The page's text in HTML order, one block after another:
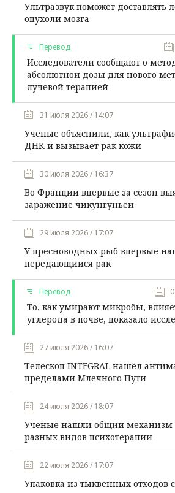
Ультразвук поможет доставлять
опухоли мозга
Перевод
Исследователи сообщают о
абсолютной дозы для нового
лучевой терапией
31 июля 2026 / 14:07
Ученые объяснили, как
ДНК и вызывает рак кожи
30 июля 2026 / 16:37
Во Франции впервые за сезон
заражение чикунгуньей
29 июля 2026 / 17:07
У пресноводных рыб впервые
передающийся рак
Перевод
То, как умирают микробы,
углерода в почве, показало
27 июля 2026 / 16:07
Телескоп INTEGRAL нашёл
пределами Млечного Пути
24 июля 2026 / 18:07
Ученые нашли общий механизм
разных видов психотерапии
22 июля 2026 / 17:07
Упаковка из тыквенных отходов